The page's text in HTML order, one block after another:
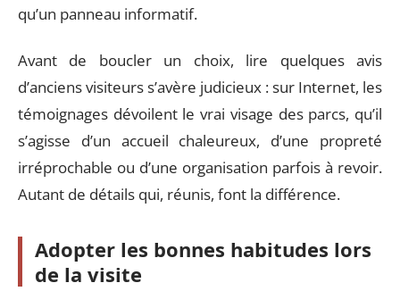
qu’un panneau informatif.
Avant de boucler un choix, lire quelques avis
d’anciens visiteurs s’avère judicieux : sur Internet, les
témoignages dévoilent le vrai visage des parcs, qu’il
s’agisse d’un accueil chaleureux, d’une propreté
irréprochable ou d’une organisation parfois à revoir.
Autant de détails qui, réunis, font la différence.
Adopter les bonnes habitudes lors
de la visite